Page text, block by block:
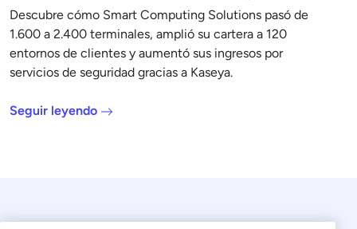
Descubre cómo Smart Computing Solutions pasó de
1.600 a 2.400 terminales, amplió su cartera a 120
entornos de clientes y aumentó sus ingresos por
servicios de seguridad gracias a Kaseya.
Seguir leyendo